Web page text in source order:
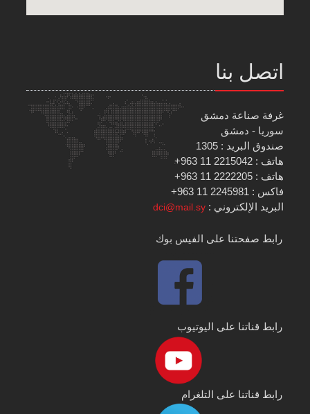
اتصل بنا
غرفة صناعة دمشق
سوريا - دمشق
صندوق البريد : 1305
هاتف : 2215042 11 963+
هاتف : 2222205 11 963+
فاكس : 2245981 11 963+
البريد الإلكتروني :dci@mail.sy
رابط صفحتنا على الفيس بوك
رابط قناتنا على اليوتيوب
رابط قناتنا على التلغرام